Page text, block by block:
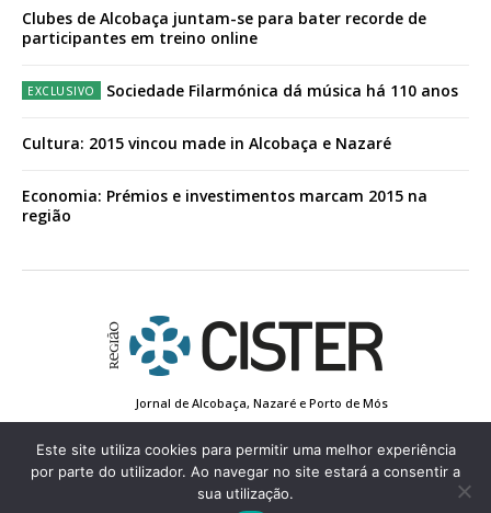
Clubes de Alcobaça juntam-se para bater recorde de
participantes em treino online
Sociedade Filarmónica dá música há 110 anos
Cultura: 2015 vincou made in Alcobaça e Nazaré
Economia: Prémios e investimentos marcam 2015 na
região
Jornal de Alcobaça, Nazaré e Porto de Mós
Conta de Registo
Edição Impressa
© 2022 Região de Cister - Todos os direitos reservados.
Este site utiliza cookies para permitir uma melhor experiência
por parte do utilizador. Ao navegar no site estará a consentir a
sua utilização.